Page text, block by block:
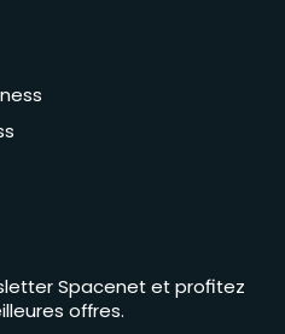
Spacenet et profitez
offres.